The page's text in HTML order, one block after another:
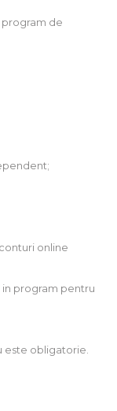
program de
online
program pentru
este obligatorie.